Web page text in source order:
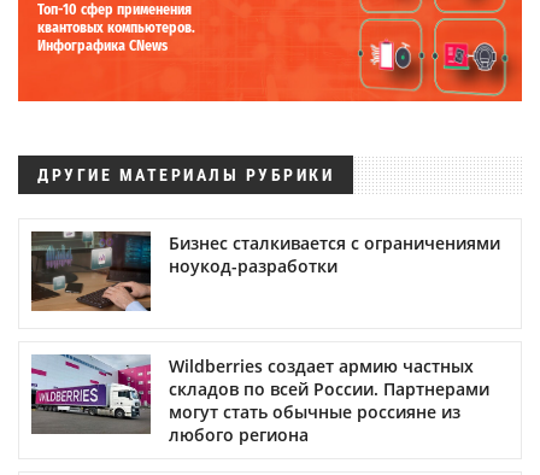
Топ-10 сфер применения
квантовых компьютеров.
Инфографика CNews
ДРУГИЕ МАТЕРИАЛЫ РУБРИКИ
Бизнес сталкивается с ограничениями
ноукод-разработки
Wildberries создает армию частных
складов по всей России. Партнерами
могут стать обычные россияне из
любого региона